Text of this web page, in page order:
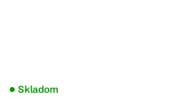
Priemerné
Skladom